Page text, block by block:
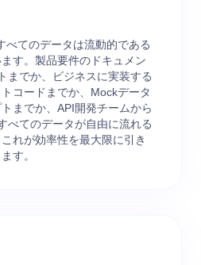
べてのデータは流動的である
す。製品要件のドキュメン
までか、ビジネスに実装する
コードまでか、Mockデータ
までか、API開発チームから
べてのデータが自由に流れる
れが効率性を最大限に引き
す。